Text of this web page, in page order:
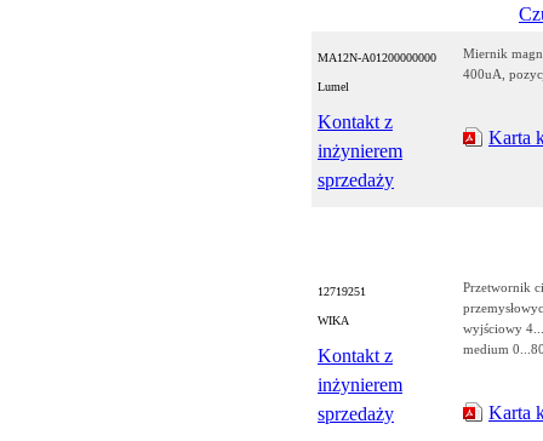
MA12N-A01200000000
Lumel
Kontakt z
inżynierem
sprzedaży
Miernik
400uA,
Karta
12719251
WIKA
Kontakt z
inżynierem
sprzedaży
Przetwornik
wyjściowy
medium
Karta